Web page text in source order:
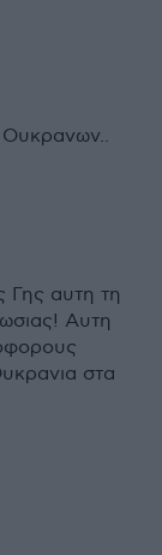
Ουκρανων..
Γης αυτη τη
Αυτη
στα